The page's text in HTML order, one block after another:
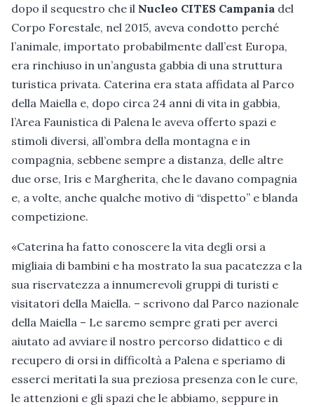
dopo il sequestro che il Nucleo CITES Campania del
Corpo Forestale, nel 2015, aveva condotto perché
l’animale, importato probabilmente dall’est Europa,
era rinchiuso in un’angusta gabbia di una struttura
turistica privata. Caterina era stata affidata al Parco
della Maiella e, dopo circa 24 anni di vita in gabbia,
l’Area Faunistica di Palena le aveva offerto spazi e
stimoli diversi, all’ombra della montagna e in
compagnia, sebbene sempre a distanza, delle altre
due orse, Iris e Margherita, che le davano compagnia
e, a volte, anche qualche motivo di “dispetto” e blanda
competizione.
«Caterina ha fatto conoscere la vita degli orsi a
migliaia di bambini e ha mostrato la sua pacatezza e la
sua riservatezza a innumerevoli gruppi di turisti e
visitatori della Maiella. – scrivono dal Parco nazionale
della Maiella – Le saremo sempre grati per averci
aiutato ad avviare il nostro percorso didattico e di
recupero di orsi in difficoltà a Palena e speriamo di
esserci meritati la sua preziosa presenza con le cure,
le attenzioni e gli spazi che le abbiamo, seppure in